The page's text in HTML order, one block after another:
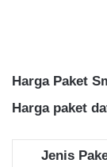
Harga Paket
Harga paket
Jenis